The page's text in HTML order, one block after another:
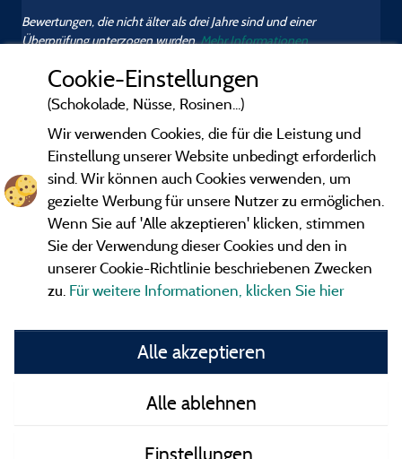
Bewertungen, die nicht älter als drei Jahre sind und einer
Überprüfung unterzogen wurden.Mehr Informationen
Gesetzliche Bedingungen
Herausgeberinformationen und Adressen
Kontakt
AGB
Cookie-Einstellungen
(Schokolade, Nüsse, Rosinen...)
Wir verwenden Cookies, die für die Leistung und
Einstellung unserer Website unbedingt erforderlich
sind. Wir können auch Cookies verwenden, um
gezielte Werbung für unsere Nutzer zu ermöglichen.
Wenn Sie auf 'Alle akzeptieren' klicken, stimmen
Sie der Verwendung dieser Cookies und den in
unserer Cookie-Richtlinie beschriebenen Zwecken
zu. Für weitere Informationen, klicken Sie hier
Alle akzeptieren
Alle ablehnen
Einstellungen